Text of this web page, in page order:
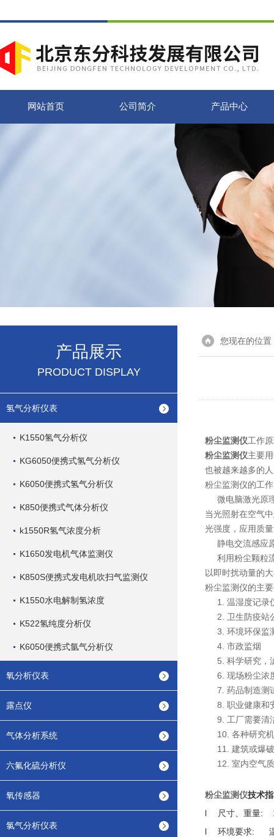
网站首页 公司简介 产品中心
产品展示
PRODUCT DISPLAY
氢气分析仪表
K1550氢气分析仪
KG6050便携式氢气分析仪
K6050便携式氢气分析仪
K850便携式气体分析仪
k1550R氢气浓度分析
K1650发电机气体监测仪
K850S便携式发电机吹扫气监测仪
K1550水电解制氢浓度
K522氢纯度分析仪
K6050便携式氩气分析仪
氧分析仪表
露点仪
气体分析系统
六氟化硫分析仪
氧传感器
氯气分析仪表
您现在的位置
粉尘监测仪工作
粉尘监测仪主要
也被越来越多的
粉尘监测仪的工
微电脑激光原
当光照射在空气
光强度，应用质
静电交流感应
利用粉尘颗粒流
以即时扰动量的
粉尘监测仪的主
1. 温湿度记录
2. 卫生防疫站
3. 环境环保监
4. 市政监烟
5. 科学研究，
6. 现场粉尘浓
7. 药品制造测
8. 职业健康和
9. 工厂需要清
10. 各种研究机
11. 建筑或爆破
12. 室内空气
粉尘监测仪技术
l
尺寸、重量:
l
环境要求: 温